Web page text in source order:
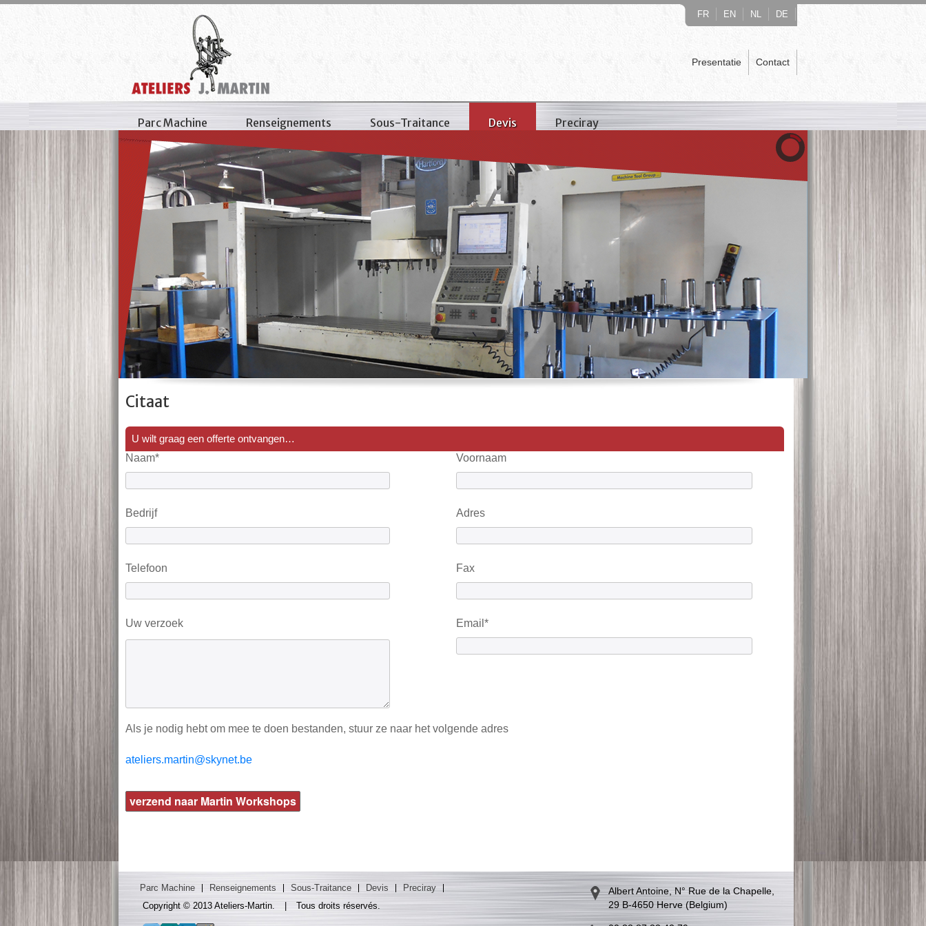
FR EN NL DE
Presentatie Contact
Parc Machine Renseignements Sous-Traitance Devis Preciray
Citaat
U wilt graag een offerte ontvangen…
Naam*
Voornaam
Bedrijf Adres
Telefoon Fax
Email*
Uw verzoek
Als je nodig hebt om mee te doen bestanden, stuur ze naar het volgende adres
ateliers.martin@skynet.be
Parc Machine Renseignements Sous-Traitance Devis
Preciray
Copyright © 2013 Ateliers-Martin.
Tous droits réservés.
Albert Antoine, N° Rue de la Chapelle,
29 B-4650 Herve (Belgium)